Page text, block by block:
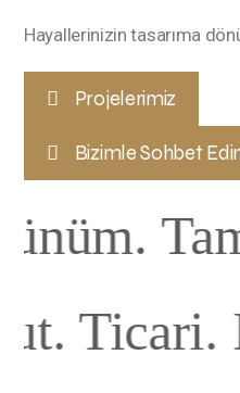
Hayallerinizin tasarıma
Projelerimiz
Bizimle Sohbet